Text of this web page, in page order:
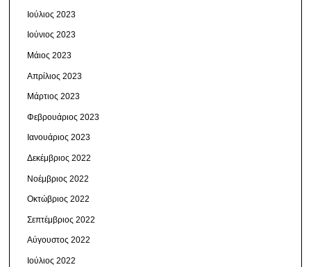
Ιούλιος 2023
Ιούνιος 2023
Μάιος 2023
Απρίλιος 2023
Μάρτιος 2023
Φεβρουάριος 2023
Ιανουάριος 2023
Δεκέμβριος 2022
Νοέμβριος 2022
Οκτώβριος 2022
Σεπτέμβριος 2022
Αύγουστος 2022
Ιούλιος 2022